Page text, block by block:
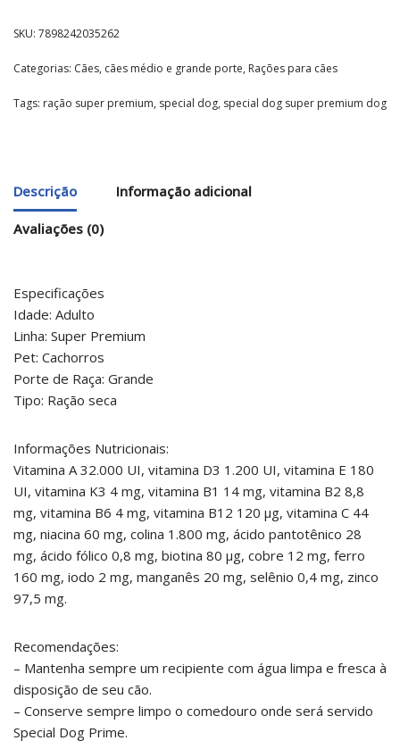
SKU: 7898242035262
Categorias: Cães, cães médio e grande porte, Rações para cães
Tags: ração super premium, special dog, special dog super premium dog
Descrição Informação adicional
Avaliações (0)
Especificações
Idade: Adulto
Linha: Super Premium
Pet: Cachorros
Porte de Raça: Grande
Tipo: Ração seca
Informações Nutricionais:
Vitamina A 32.000 UI, vitamina D3 1.200 UI, vitamina E 180
UI, vitamina K3 4 mg, vitamina B1 14 mg, vitamina B2 8,8
mg, vitamina B6 4 mg, vitamina B12 120 μg, vitamina C 44
mg, niacina 60 mg, colina 1.800 mg, ácido pantotênico 28
mg, ácido fólico 0,8 mg, biotina 80 μg, cobre 12 mg, ferro
160 mg, iodo 2 mg, manganês 20 mg, selênio 0,4 mg, zinco
97,5 mg.
Recomendações:
– Mantenha sempre um recipiente com água limpa e fresca à
disposição de seu cão.
– Conserve sempre limpo o comedouro onde será servido
Special Dog Prime.